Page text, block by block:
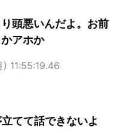
頭悪いんだよ。お前
アホか
11:55:19.46
てて話できないよ